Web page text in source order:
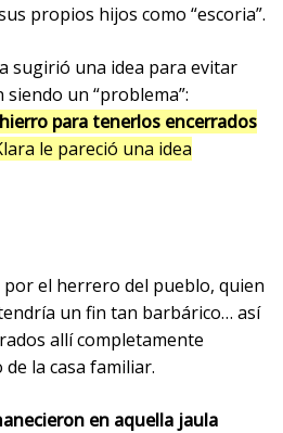
propios hijos como “escoria”.
sugirió una idea para evitar
un “problema”:
para tenerlos encerrados
le pareció una idea
el herrero del pueblo, quien
un fin tan barbárico… así
allí completamente
la casa familiar.
en aquella jaula